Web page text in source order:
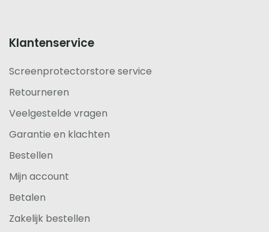
Klantenservice
Screenprotectorstore service
Retourneren
Veelgestelde vragen
Garantie en klachten
Bestellen
Mijn account
Betalen
Zakelijk bestellen